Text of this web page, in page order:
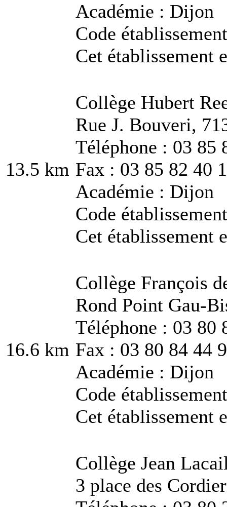
Académie : Dijon
Code
Cet établissement
13.5 km
Collège Hubert
Rue J. Bouveri,
Téléphone : 03 85
Fax : 03 85 82 40
Académie : Dijon
Code
Cet établissement
16.6 km
Collège François
Rond Point Gau-
Téléphone : 03 80
Fax : 03 80 84 44
Académie : Dijon
Code
Cet établissement
Collège Jean
3 place des